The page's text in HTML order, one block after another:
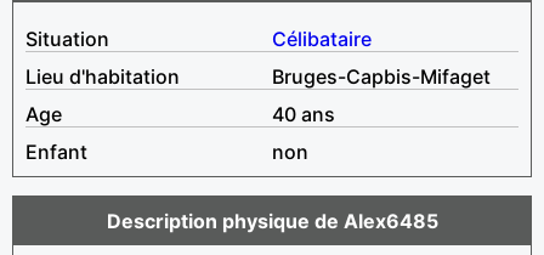
Situation
Célibataire
Lieu d'habitation
Bruges-Capbis-Mifaget
Age
40 ans
Enfant
non
Description physique de Alex6485